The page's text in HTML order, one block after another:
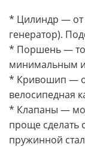
* Цилиндр — от
генератор).
* Поршень —
минимальным
* Кривошип —
велосипедная
* Клапаны —
проще сделать
пружинной